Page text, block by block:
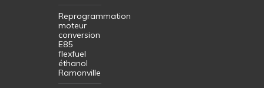
Reprogrammation
moteur
conversion
E85
flexfuel
éthanol
Ramonville